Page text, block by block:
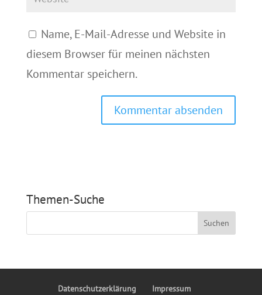
Name, E-Mail-Adresse und Website in
diesem Browser für meinen nächsten
Kommentar speichern.
Themen-Suche
Datenschutzerklärung Impressum